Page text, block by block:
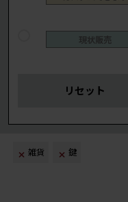
現状販売
リセット
雑貨 鍵